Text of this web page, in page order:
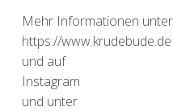
Mehr Informationen unter
https://www.krudebude.de
und auf
Instagram
und unter